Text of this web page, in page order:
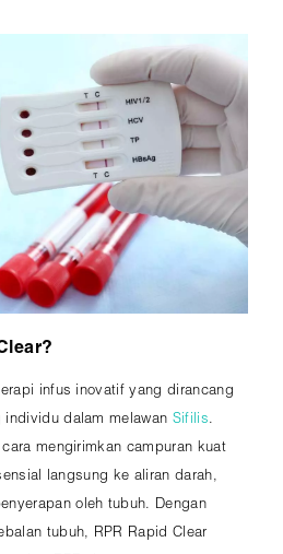
Diberikan di bawah
kesehatan, memastikan
kenyamanan selama proses
infus inovatif yang dirancang
dalam melawan Sifilis.
mengirimkan campuran kuat
langsung ke aliran darah,
oleh tubuh. Dengan
tubuh, RPR Rapid Clear